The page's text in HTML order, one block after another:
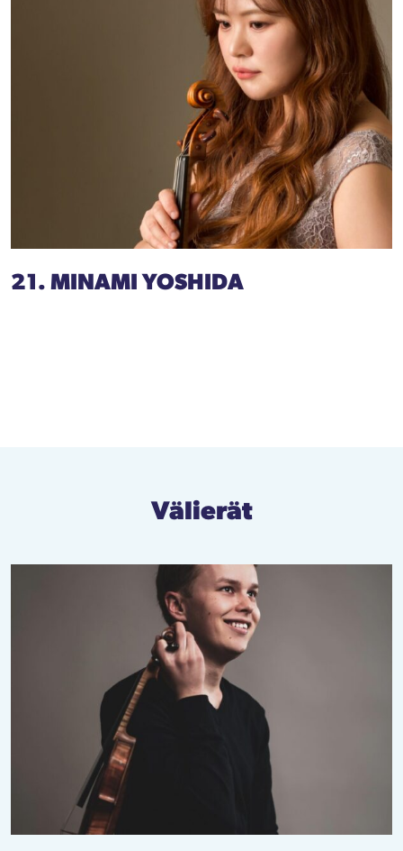
21. MINAMI YOSHIDA
Välierät